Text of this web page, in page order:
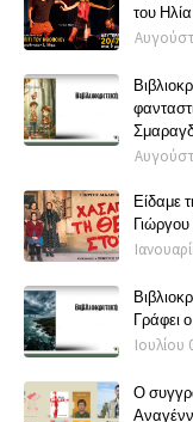
του
Είδαμε
Γράφει
Ιουλίου
Ο